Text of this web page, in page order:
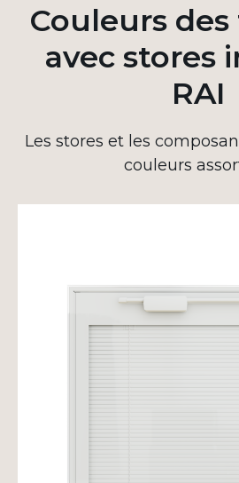
Couleurs
avec stores
RAI
Les stores et les
couleurs